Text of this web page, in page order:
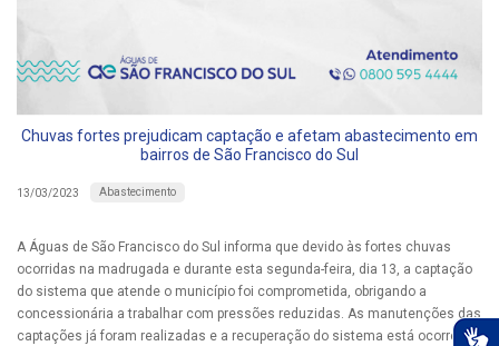
Chuvas fortes prejudicam captação e afetam abastecimento em
bairros de São Francisco do Sul
13/03/2023 Abastecimento
A Águas de São Francisco do Sul informa que devido às fortes chuvas
ocorridas na madrugada e durante esta segunda-feira, dia 13, a captação
do sistema que atende o município foi comprometida, obrigando a
concessionária a trabalhar com pressões reduzidas. As manutenções das
captações já foram realizadas e a recuperação do sistema está ocorrendo